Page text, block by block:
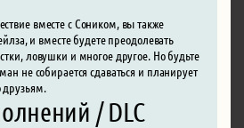
вместе с Соником, вы также
и вместе будете преодолевать
ловушки и многое другое. Но будьте
не собирается сдаваться и планирует
друзьям.
/ DLC